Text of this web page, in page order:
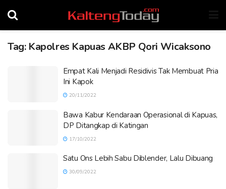
Tag: Kapolres Kapuas AKBP Qori Wicaksono
Empat Kali Menjadi Residivis Tak Membuat Pria
Ini Kapok
20/11/2022
Bawa Kabur Kendaraan Operasional di Kapuas,
DP Ditangkap di Katingan
17/10/2022
Satu Ons Lebih Sabu Diblender, Lalu Dibuang
30/09/2022